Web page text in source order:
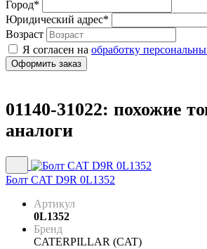
Город*
Юридический адрес*
Возраст
Я согласен на обработку
01140-31022: похожие
аналоги
Болт CAT D9R 0L1352
Артикул
0L1352
Бренд
CATERPILLAR (CAT)